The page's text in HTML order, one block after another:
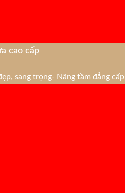
cao cấp
sang trọng- Nâng tầm đẳng cấp